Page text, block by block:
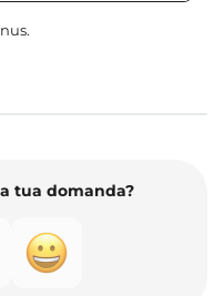
tua domanda?